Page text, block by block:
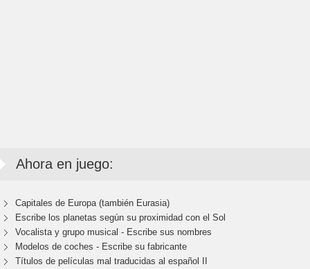
Ahora en juego:
Capitales de Europa (también Eurasia)
Escribe los planetas según su proximidad con el Sol
Vocalista y grupo musical - Escribe sus nombres
Modelos de coches - Escribe su fabricante
Títulos de películas mal traducidas al español II